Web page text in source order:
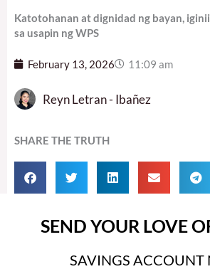
Katotohanan at dignidad ng bayan,
sa usapin ng WPS
February 13, 2026 11:09 am
Reyn Letran - Ibañez
SHARE THE TRUTH
SEND YOUR LOVE
SAVINGS ACCOUNT